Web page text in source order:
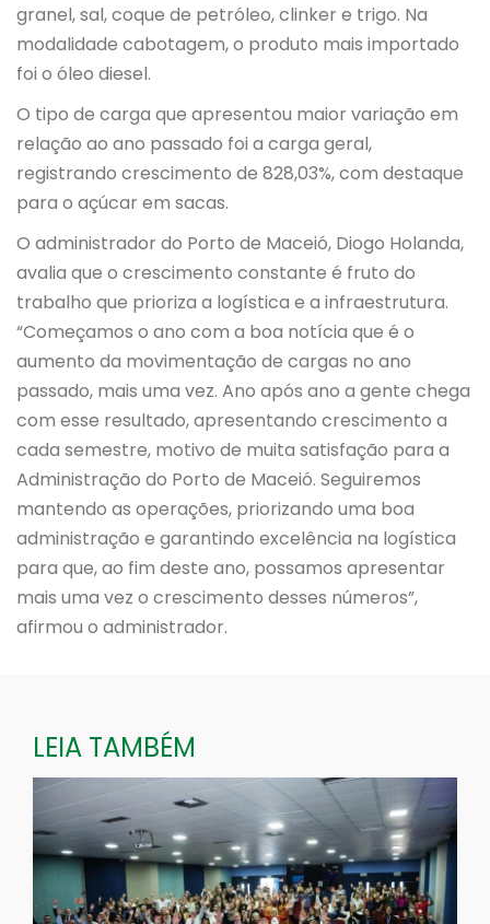
granel, sal, coque de petróleo, clinker e trigo. Na
modalidade cabotagem, o produto mais importado
foi o óleo diesel.
O tipo de carga que apresentou maior variação em
relação ao ano passado foi a carga geral,
registrando crescimento de 828,03%, com destaque
para o açúcar em sacas.
O administrador do Porto de Maceió, Diogo Holanda,
avalia que o crescimento constante é fruto do
trabalho que prioriza a logística e a infraestrutura.
“Começamos o ano com a boa notícia que é o
aumento da movimentação de cargas no ano
passado, mais uma vez. Ano após ano a gente chega
com esse resultado, apresentando crescimento a
cada semestre, motivo de muita satisfação para a
Administração do Porto de Maceió. Seguiremos
mantendo as operações, priorizando uma boa
administração e garantindo excelência na logística
para que, ao fim deste ano, possamos apresentar
mais uma vez o crescimento desses números”,
afirmou o administrador.
LEIA TAMBÉM